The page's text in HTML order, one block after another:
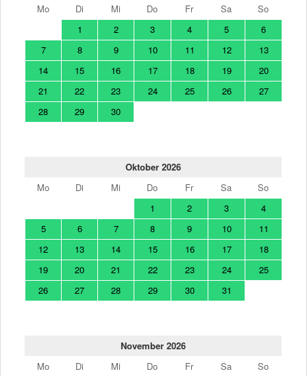
Mo
Di Mi Do Fr Sa
So
1
2 3 4 5
6
7
8 9 10 11 12
13
14
15 16 17 18 19
20
21
22 23 24 25 26
27
28
29 30
Oktober 2026
Mo
Di Mi Do Fr Sa
So
1
2 3
4
5
6 7 8 9 10
11
12
13 14 15 16 17
18
19
20 21 22 23 24
25
26
27 28 29 30 31
November 2026
Mo
Di Mi Do Fr Sa
So